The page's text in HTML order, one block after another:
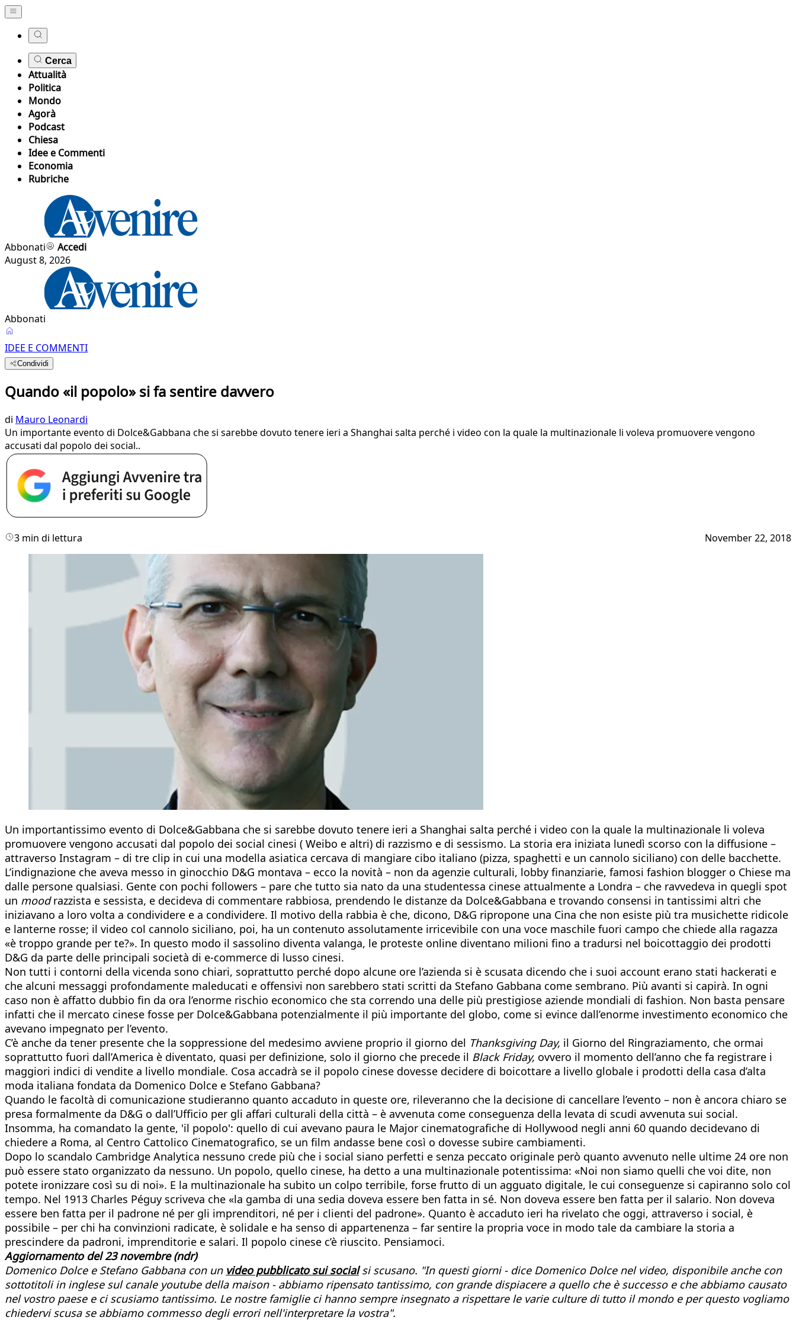
Cerca
Attualità
Politica
Mondo
Agorà
Podcast
Chiesa
Idee e Commenti
Economia
Rubriche
Abbonati
Accedi
August 8, 2026
Abbonati
IDEE E COMMENTI
Condividi
Quando «il popolo» si fa sentire davvero
di Mauro Leonardi
Un importante evento di Dolce&Gabbana che si sarebbe dovuto tenere ieri a Shanghai salta perché i video con la quale la multinazionale li voleva promuovere vengono
accusati dal popolo dei social..
3 min di lettura November 22, 2018
Un importantissimo evento di Dolce&Gabbana che si sarebbe dovuto tenere ieri a Shanghai salta perché i video con la quale la multinazionale li voleva
promuovere vengono accusati dal popolo dei social cinesi ( Weibo e altri) di razzismo e di sessismo. La storia era iniziata lunedì scorso con la diffusione –
attraverso Instagram – di tre clip in cui una modella asiatica cercava di mangiare cibo italiano (pizza, spaghetti e un cannolo siciliano) con delle bacchette.
L’indignazione che aveva messo in ginocchio D&G montava – ecco la novità – non da agenzie culturali, lobby finanziarie, famosi fashion blogger o Chiese ma
dalle persone qualsiasi. Gente con pochi followers – pare che tutto sia nato da una studentessa cinese attualmente a Londra – che ravvedeva in quegli spot
un moodrazzista e sessista, e decideva di commentare rabbiosa, prendendo le distanze da Dolce&Gabbana e trovando consensi in tantissimi altri che
iniziavano a loro volta a condividere e a condividere. Il motivo della rabbia è che, dicono, D&G ripropone una Cina che non esiste più tra musichette ridicole
e lanterne rosse; il video col cannolo siciliano, poi, ha un contenuto assolutamente irricevibile con una voce maschile fuori campo che chiede alla ragazza
«è troppo grande per te?». In questo modo il sassolino diventa valanga, le proteste online diventano milioni fino a tradursi nel boicottaggio dei prodotti
D&G da parte delle principali società di e-commerce di lusso cinesi.
Non tutti i contorni della vicenda sono chiari, soprattutto perché dopo alcune ore l’azienda si è scusata dicendo che i suoi account erano stati hackerati e
che alcuni messaggi profondamente maleducati e offensivi non sarebbero stati scritti da Stefano Gabbana come sembrano. Più avanti si capirà. In ogni
caso non è affatto dubbio fin da ora l’enorme rischio economico che sta correndo una delle più prestigiose aziende mondiali di fashion. Non basta pensare
infatti che il mercato cinese fosse per Dolce&Gabbana potenzialmente il più importante del globo, come si evince dall’enorme investimento economico che
avevano impegnato per l’evento.
C’è anche da tener presente che la soppressione del medesimo avviene proprio il giorno del Thanksgiving Day, il Giorno del Ringraziamento, che ormai
soprattutto fuori dall’America è diventato, quasi per definizione, solo il giorno che precede il Black Friday, ovvero il momento dell’anno che fa registrare i
maggiori indici di vendite a livello mondiale. Cosa accadrà se il popolo cinese dovesse decidere di boicottare a livello globale i prodotti della casa d’alta
moda italiana fondata da Domenico Dolce e Stefano Gabbana?
Quando le facoltà di comunicazione studieranno quanto accaduto in queste ore, rileveranno che la decisione di cancellare l’evento – non è ancora chiaro se
presa formalmente da D&G o dall’Ufficio per gli affari culturali della città – è avvenuta come conseguenza della levata di scudi avvenuta sui social.
Insomma, ha comandato la gente, 'il popolo': quello di cui avevano paura le Major cinematografiche di Hollywood negli anni 60 quando decidevano di
chiedere a Roma, al Centro Cattolico Cinematografico, se un film andasse bene così o dovesse subire cambiamenti.
Dopo lo scandalo Cambridge Analytica nessuno crede più che i social siano perfetti e senza peccato originale però quanto avvenuto nelle ultime 24 ore non
può essere stato organizzato da nessuno. Un popolo, quello cinese, ha detto a una multinazionale potentissima: «Noi non siamo quelli che voi dite, non
potete ironizzare così su di noi». E la multinazionale ha subito un colpo terribile, forse frutto di un agguato digitale, le cui conseguenze si capiranno solo col
tempo. Nel 1913 Charles Péguy scriveva che «la gamba di una sedia doveva essere ben fatta in sé. Non doveva essere ben fatta per il salario. Non doveva
essere ben fatta per il padrone né per gli imprenditori, né per i clienti del padrone». Quanto è accaduto ieri ha rivelato che oggi, attraverso i social, è
possibile – per chi ha convinzioni radicate, è solidale e ha senso di appartenenza – far sentire la propria voce in modo tale da cambiare la storia a
prescindere da padroni, imprenditorie e salari. Il popolo cinese c’è riuscito. Pensiamoci.
Aggiornamento del 23 novembre (ndr)
Domenico Dolce e Stefano Gabbana con un video pubblicato sui socialsi scusano. "In questi giorni - dice Domenico Dolce nel video, disponibile anche con
sottotitoli in inglese sul canale youtube della maison - abbiamo ripensato tantissimo, con grande dispiacere a quello che è successo e che abbiamo causato
nel vostro paese e ci scusiamo tantissimo. Le nostre famiglie ci hanno sempre insegnato a rispettare le varie culture di tutto il mondo e per questo vogliamo
chiedervi scusa se abbiamo commesso degli errori nell'interpretare la vostra".